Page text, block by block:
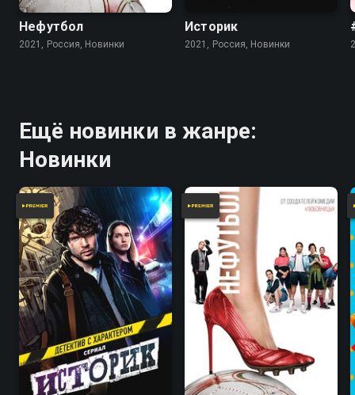
Нефутбол
2021, Россия, Новинки
Историк
2021, Россия, Новинки
Ещё новинки в жанре:
Новинки